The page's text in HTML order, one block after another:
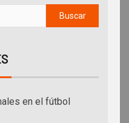
en el fútbol